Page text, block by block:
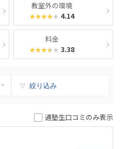
教室外の環境
★★★★★ 4.14
料金
★★★★★ 3.38
絞り込み
通塾生口コミのみ表示